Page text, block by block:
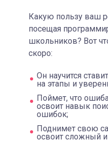
Какую пользу ваш
посещая
школьников? Вот
скоро:
Он научится
на этапы и
Поймет, что
освоит навык
ошибок;
Поднимет свою
освоит сложный